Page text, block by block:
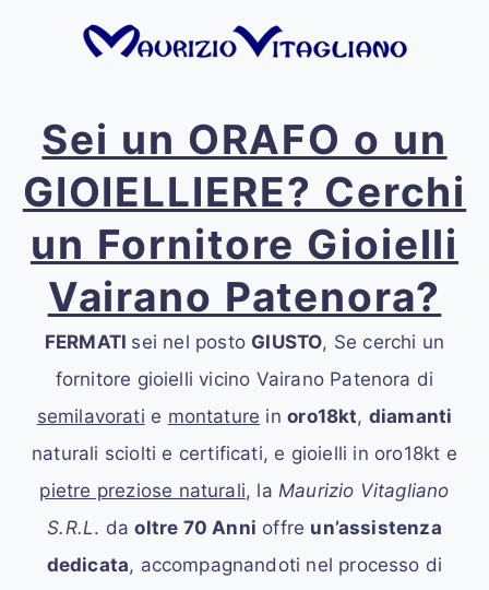
Sei un ORAFO o un
GIOIELLIERE? Cerchi
un Fornitore Gioielli
Vairano Patenora?
FERMATI sei nel posto GIUSTO, Se cerchi un
fornitore gioielli vicino Vairano Patenora di
semilavorati e montature inoro18kt, diamanti
naturali sciolti e certificati, e gioielli in oro18kt e
pietre preziose naturali, laMaurizio Vitagliano
S.R.L. daoltre 70 Anni offre un’assistenza
dedicata, accompagnandoti nel processo di